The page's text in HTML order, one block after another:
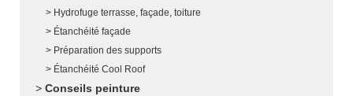
Hydrofuge terrasse, façade, toiture
Étanchéité façade
Préparation des supports
Étanchéité Cool Roof
Conseils peinture